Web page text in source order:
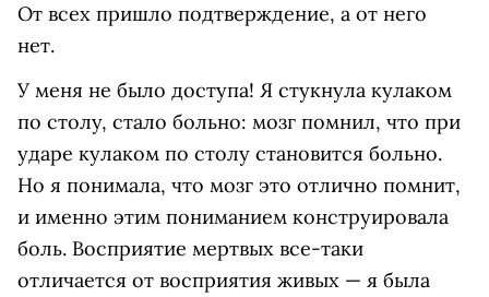
От всех пришло подтверждение, а от него
нет.
У меня не было доступа! Я стукнула кулаком
по столу, стало больно: мозг помнил, что при
ударе кулаком по столу становится больно.
Но я понимала, что мозг это отлично помнит,
и именно этим пониманием конструировала
боль. Восприятие мертвых все-таки
отличается от восприятия живых — я была